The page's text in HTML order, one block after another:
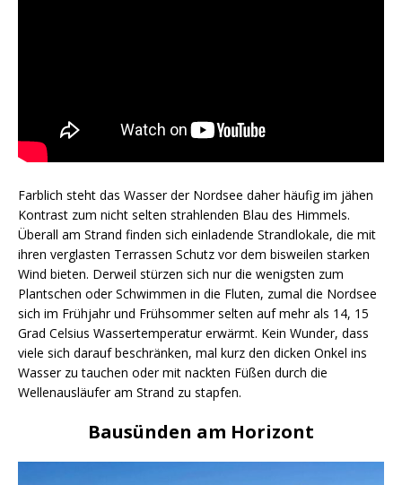
Farblich steht das Wasser der Nordsee daher häufig im jähen
Kontrast zum nicht selten strahlenden Blau des Himmels.
Überall am Strand finden sich einladende Strandlokale, die mit
ihren verglasten Terrassen Schutz vor dem bisweilen starken
Wind bieten. Derweil stürzen sich nur die wenigsten zum
Plantschen oder Schwimmen in die Fluten, zumal die Nordsee
sich im Frühjahr und Frühsommer selten auf mehr als 14, 15
Grad Celsius Wassertemperatur erwärmt. Kein Wunder, dass
viele sich darauf beschränken, mal kurz den dicken Onkel ins
Wasser zu tauchen oder mit nackten Füßen durch die
Wellenausläufer am Strand zu stapfen.
Bausünden am Horizont